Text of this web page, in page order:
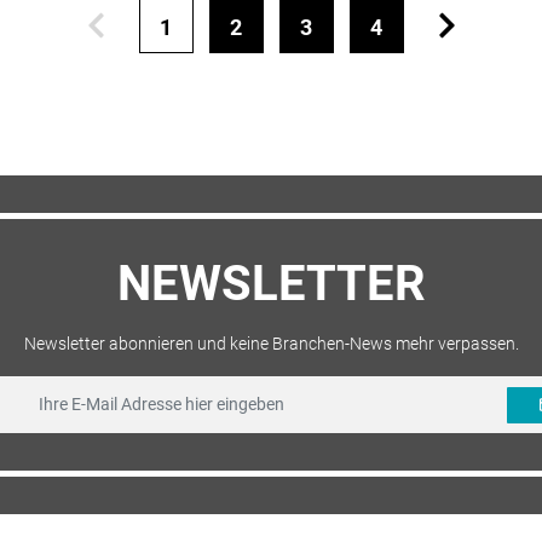
1 2 3 4
NEWSLETTER
Newsletter abonnieren und keine Branchen-News mehr verpassen.